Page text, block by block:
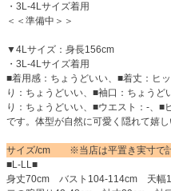
・3L-4Lサイズ着用
＜＜準備中＞＞
▼4Lサイズ：身長156cm
・3L-4Lサイズ着用
■着用感：ちょうどいい、■着丈：ヒ
り：ちょうどいい、■袖口：ちょうど
り：ちょうどいい、■ウエスト：-、■
です。体型が自然に可愛く隠れて嬉し
サイズ/cm ※当店は平置き実寸で計
■L-LL■
身丈70cm バスト104-114cm 天